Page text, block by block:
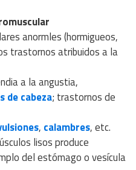
anormles (hormigueos,
trastornos atribuidos a la
a la angustia,
de cabeza; trastornos de
, calambres, etc.
lisos produce
del estómago o vesícula